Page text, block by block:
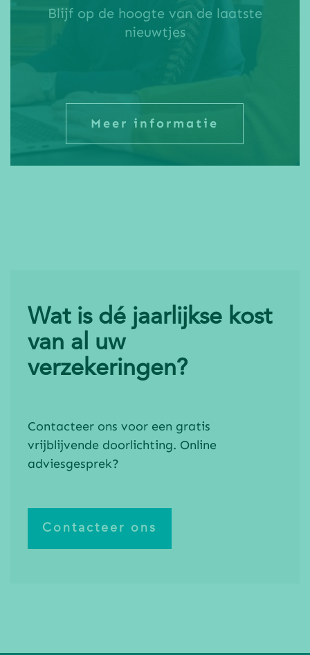
Blijf op de hoogte van de laatste
nieuwtjes
Meer informatie
Contacteer ons
Wat is dé jaarlijkse kost
van al uw
verzekeringen?
Contacteer ons voor een gratis
vrijblijvende doorlichting. Online
adviesgesprek?